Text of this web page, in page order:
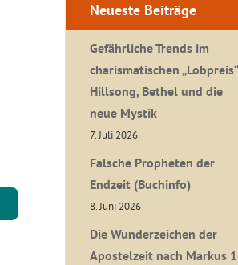
Neueste Beiträge
Gefährliche Trends im
charismatischen
Hillsong, Bethel und die
neue Mystik
7. Juli 2026
Falsche Propheten der
Endzeit (Buchinfo)
8. Juni 2026
Die Wunderzeichen der
Apostelzeit nach Markus